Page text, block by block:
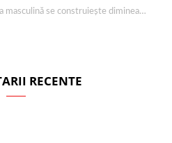
Eleganța masculină se construiește dimineața, în câteva minute și cu produsele potrivite. O rutină de…
RECENTE